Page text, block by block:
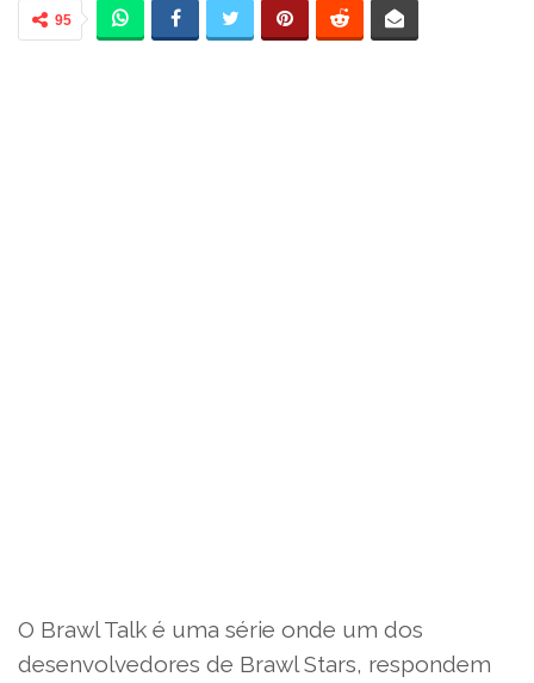
95
O Brawl Talk é uma série onde um dos
desenvolvedores de Brawl Stars, respondem